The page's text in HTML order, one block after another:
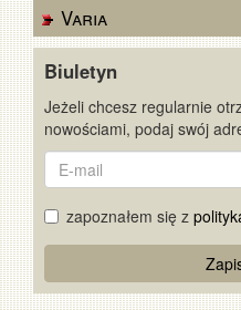
Varia
Biuletyn
Jeżeli chcesz regularnie
nowościami, podaj swój
E-
mail
zapoznałem się z
Captcha